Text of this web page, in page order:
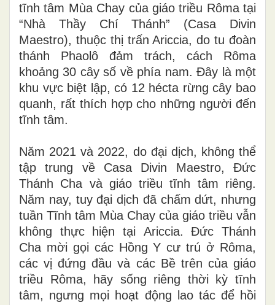
tĩnh tâm Mùa Chay của giáo triều Rôma tại
“Nhà Thầy Chí Thánh” (Casa Divin
Maestro), thuộc thị trấn Ariccia, do tu đoàn
thánh Phaolô đảm trách, cách Rôma
khoảng 30 cây số về phía nam. Đây là một
khu vực biệt lập, có 12 hécta rừng cây bao
quanh, rất thích hợp cho những người đến
tĩnh tâm.
Năm 2021 và 2022, dođại dịch, không thể
tập trung vềCasa Divin Maestro, Đức
Thánh Cha và giáo triều tĩnh tâm riêng.
Năm nay, tuyđại dịch đã chấm dứt, nhưng
tuần Tĩnh tâm Mùa Chay của giáo triều vẫn
không thực hiệntại Ariccia. Đức Thánh
Cha mời gọi các Hồng Y cư trú ở Rôma,
các vị đứng đầu và các Bề trên của giáo
triều Rôma, hãy sống riêng thời kỳ tĩnh
tâm, ngưng mọi hoạt động lao tác đểhồi